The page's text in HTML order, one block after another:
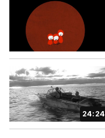
24:24